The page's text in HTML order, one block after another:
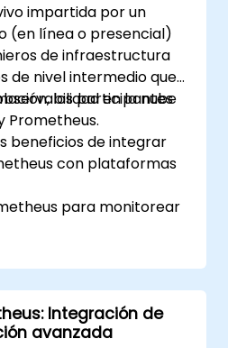
impartida por un
(en línea o presencial)
de infraestructura
de nivel intermedio que
en la nube
Prometheus.
los participantes
beneficios de integrar
con plataformas
para monitorear
para visualizar
en la nube.
y
de la nube para
Integración de
avanzada